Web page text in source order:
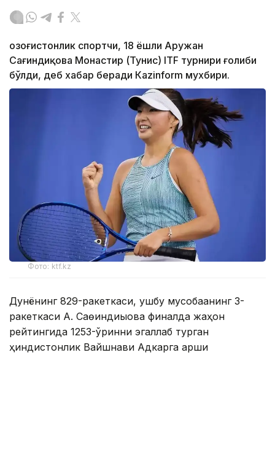
Қозоғистонлик спортчи, 18 ёшли Аружан
Сағиндиқова Монастир (Тунис) ITF турнири ғолиби
бўлди, деб хабар беради Каzinform мухбири.
Фото: ktf.kz
Дунёнинг 829-ракеткаси, ушбу мусобақанинг 3-
ракеткаси А. Саөиндиыова финалда жаҳон
рейтингида 1253-ўринни эгаллаб турган
ҳиндистонлик Вайшнави Адкарга қарши